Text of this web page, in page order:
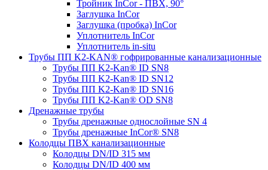
Тройник InCor - ПВХ, 90°
Заглушка InCor
Заглушка (пробка) InCor
Уплотнитель InCor
Уплотнитель in-situ
Трубы ПП K2-KAN® гофри­рованные канализационные
Трубы ПП K2-Kan® ID SN8
Трубы ПП K2-Kan® ID SN12
Трубы ПП K2-Kan® ID SN16
Трубы ПП K2-Kan® OD SN8
Дренажные трубы
Трубы дренажные однослойные SN 4
Трубы дренажные InCor® SN8
Колодцы ПВХ канализационные
Колодцы DN/ID 315 мм
Колодцы DN/ID 400 мм